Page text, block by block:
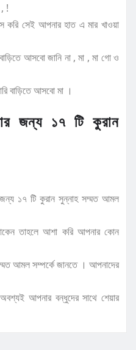
!
করি সেই আপনার হাত এ মার খাওয়া
বাড়িতে আসবো জানি না , মা , মা গো ও
বাড়িতে আসবো মা ।
জন্য ১৭ টি কুরান
জন্য ১৭ টি কুরান সুন্নাহ সম্মত আমল
তাহলে আশা করি আপনার কোন
আমল সম্পর্কে জানতে । আপনাদের
আপনার বন্ধুদের সাথে শেয়ার